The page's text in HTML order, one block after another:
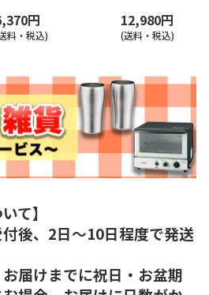
円
料・税込)
12,980円
(送料・税込)
て】
後、2日～10日程度で発送
届けまでに祝日・お盆期